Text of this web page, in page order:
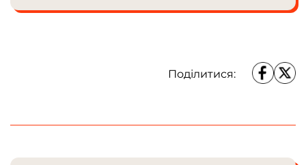
відділі роботи по контенту
Брав участь у програмі MDF та
року.
Поділитися: